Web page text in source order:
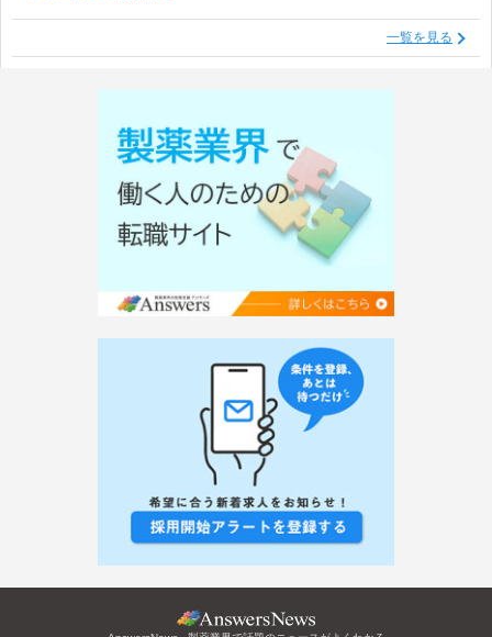
一覧を見る